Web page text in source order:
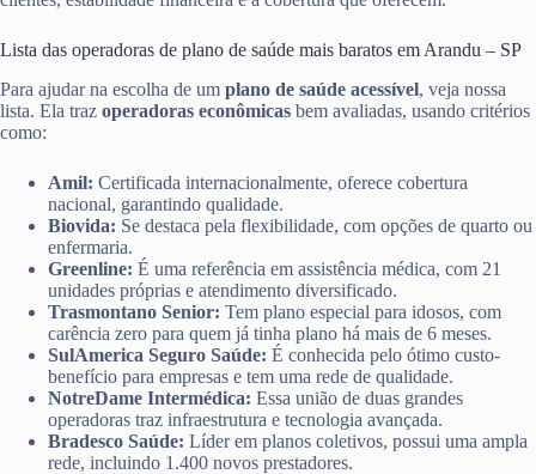
Lista das operadoras de plano de saúde mais baratos em Arandu – SP
Para ajudar na escolha de um plano de saúde acessível, veja nossa
lista. Ela traz operadoras econômicas bem avaliadas, usando critérios
como:
Amil: Certificada internacionalmente, oferece cobertura
nacional, garantindo qualidade.
Biovida: Se destaca pela flexibilidade, com opções de quarto ou
enfermaria.
Greenline: É uma referência em assistência médica, com 21
unidades próprias e atendimento diversificado.
Trasmontano Senior: Tem plano especial para idosos, com
carência zero para quem já tinha plano há mais de 6 meses.
SulAmerica Seguro Saúde: É conhecida pelo ótimo custo-
benefício para empresas e tem uma rede de qualidade.
NotreDame Intermédica: Essa união de duas grandes
operadoras traz infraestrutura e tecnologia avançada.
Bradesco Saúde: Líder em planos coletivos, possui uma ampla
rede, incluindo 1.400 novos prestadores.